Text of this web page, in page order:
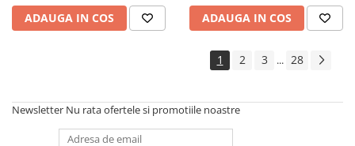
ADAUGA IN COS ADAUGA IN COS
1 2 3 ... 28
Newsletter Nu rata ofertele si promotiile noastre